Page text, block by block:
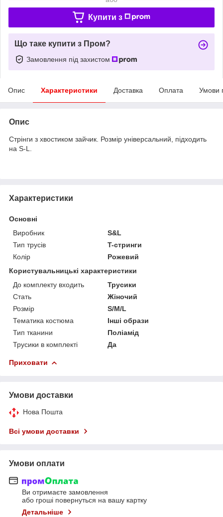
Купити з
Що таке купити з Пром?
Замовлення під захистом
Опис Характеристики Доставка Оплата Умови
Опис
Стрінги з хвостиком зайчик. Розмір універсальний, підходить
на S-L.
Характеристики
Основні
Виробник
S&L
Тип трусів
T-стринги
Колір
Рожевий
Користувальницькі характеристики
До комплекту входить
Трусики
Стать
Жіночий
Розмір
S/M/L
Тематика костюма
Інші образи
Тип тканини
Поліамід
Трусики в комплекті
Да
Приховати
Умови доставки
Нова Пошта
Всі умови доставки
Умови оплати
Ви отримаєте замовлення
або гроші повернуться на вашу картку
Детальніше